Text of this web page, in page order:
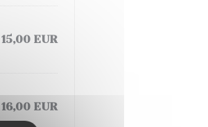
15,00 EUR
16,00 EUR